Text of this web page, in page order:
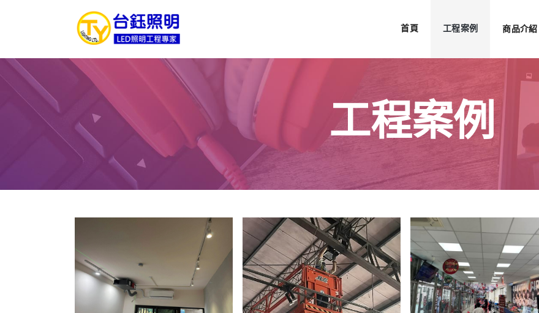
首頁 工程案例 商品介紹
工程案例